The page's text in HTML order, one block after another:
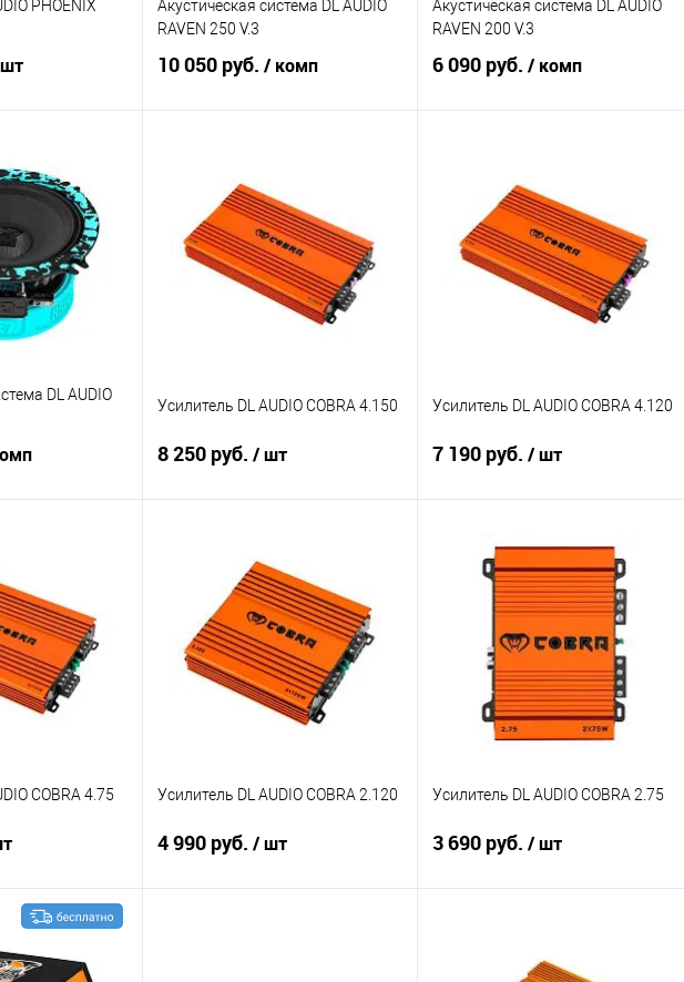
PHOENIX
В избранное
Акустическая система DL AUDIO
RAVEN 250 V.3
10 050 руб. / комп
Сравнение В избранное
Акустическая система DL AUDIO
RAVEN 200 V.3
6 090 руб. / комп
Сравнение В избранное
DL AUDIO
В избранное
Усилитель DL AUDIO COBRA 4.150
8 250 руб. / шт
Сравнение В избранное
Усилитель DL AUDIO COBRA 4.120
7 190 руб. / шт
В корзину
Сравнение В избранное
COBRA 4.75 Усилитель DL AUDIO COBRA 2.120
4 990 руб. / шт
Усилитель DL AUDIO COBRA 2.75
3 690 руб. / шт